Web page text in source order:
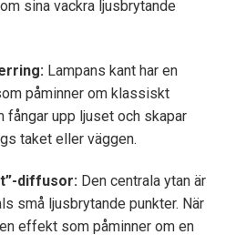
sina vackra ljusbrytande
Lampans kant har en
påminner om klassiskt
fångar upp ljuset och skapar
taket eller väggen.
diffusor:Den centrala ytan är
små ljusbrytande punkter. När
effekt som påminner om en